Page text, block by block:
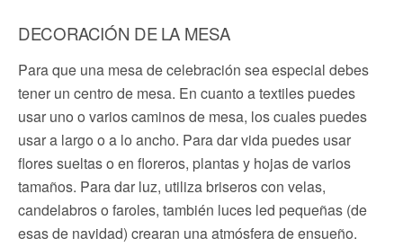
DECORACIÓN DE LA MESA
Para que una mesa de celebración sea especial debes
tener un centro de mesa. En cuanto a textiles puedes
usar uno o varios caminos de mesa, los cuales puedes
usar a largo o a lo ancho. Para dar vida puedes usar
flores sueltas o en floreros, plantas y hojas de varios
tamaños. Para dar luz, utiliza briseros con velas,
candelabros o faroles, también luces led pequeñas (de
esas de navidad) crearan una atmósfera de ensueño.